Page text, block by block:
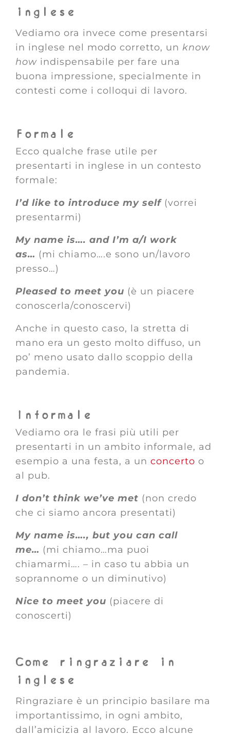
inglese
Vediamo ora invece come presentarsi
in inglese nel modo corretto, un know
how indispensabile per fare una
buona impressione, specialmente in
contesti come i colloqui di lavoro.
Formale
Ecco qualche frase utile per
presentarti in inglese in un contesto
formale:
I’d like to introduce my self (vorrei
presentarmi)
My name is…. and I’m a/I work
as… (mi chiamo….e sono un/lavoro
presso…)
Pleased to meet you (è un piacere
conoscerla/conoscervi)
Anche in questo caso, la stretta di
mano era un gesto molto diffuso, un
po’ meno usato dallo scoppio della
pandemia.
Informale
Vediamo ora le frasi più utili per
presentarti in un ambito informale, ad
esempio a una festa, a un concerto o
al pub.
I don’t think we’ve met (non credo
che ci siamo ancora presentati)
My name is…., but you can call
me… (mi chiamo…ma puoi
chiamarmi…. – in caso tu abbia un
soprannome o un diminutivo)
Nice to meet you (piacere di
conoscerti)
Come ringraziare in
inglese
Ringraziare è un principio basilare ma
importantissimo, in ogni ambito,
dall’amicizia al lavoro. Ecco alcune